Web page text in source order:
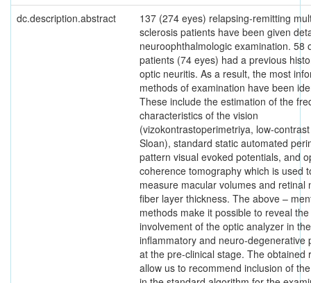
dc.description.abstract
137 (274 eyes) relapsing-remitting
sclerosis patients have been given
neuroophthalmologic examination. 58
patients (74 eyes) had a previous
optic neuritis. As a result, the most
methods of examination have been
These include the estimation of the
characteristics of the vision
(vizokontrastoperimetriya, low-
Sloan), standard static automated
pattern visual evoked potentials, and
coherence tomography which is used
measure macular volumes and retinal
fiber layer thickness. The above –
methods make it possible to reveal the
involvement of the optic analyzer in the
inflammatory and neuro-degenerative
at the pre-clinical stage. The obtained
allow us to recommend inclusion of